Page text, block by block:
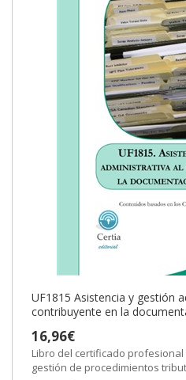
UF1815 Asistencia y gestión
contribuyente en la
16,96€
Libro del certificado profesional
gestión de procedimientos